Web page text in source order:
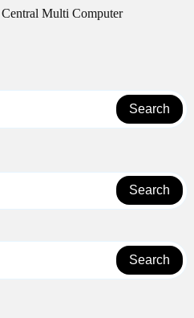
Multi Computer
Search
Search
Search